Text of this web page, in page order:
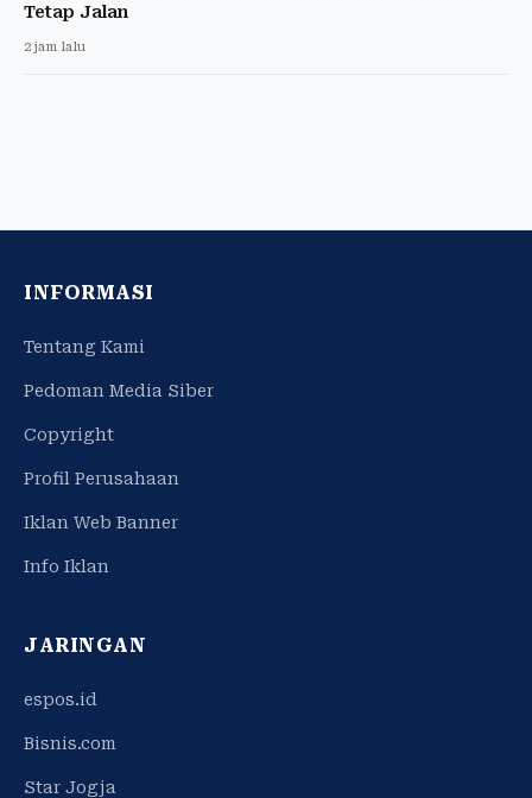
Tetap Jalan
2 jam lalu
INFORMASI
Tentang Kami
Pedoman Media Siber
Copyright
Profil Perusahaan
Iklan Web Banner
Info Iklan
JARINGAN
espos.id
Bisnis.com
Star Jogja